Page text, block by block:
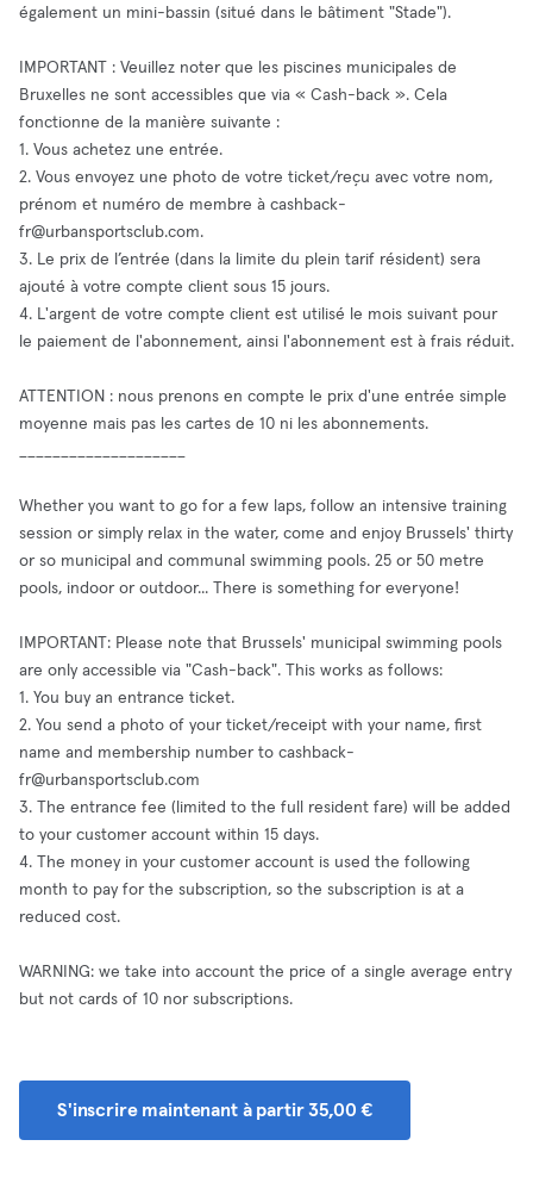
également un mini-bassin (situé dans le bâtiment "Stade").
IMPORTANT : Veuillez noter que les piscines municipales de
Bruxelles ne sont accessibles que via « Cash-back ». Cela
fonctionne de la manière suivante :
1. Vous achetez une entrée.
2. Vous envoyez une photo de votre ticket/reçu avec votre nom,
prénom et numéro de membre à cashback-
fr@urbansportsclub.com.
3. Le prix de l’entrée (dans la limite du plein tarif résident) sera
ajouté à votre compte client sous 15 jours.
4. L'argent de votre compte client est utilisé le mois suivant pour
le paiement de l'abonnement, ainsi l'abonnement est à frais réduit.
ATTENTION : nous prenons en compte le prix d'une entrée simple
moyenne mais pas les cartes de 10 ni les abonnements.
Whether you want to go for a few laps, follow an intensive training
session or simply relax in the water, come and enjoy Brussels' thirty
or so municipal and communal swimming pools. 25 or 50 metre
pools, indoor or outdoor... There is something for everyone!
IMPORTANT: Please note that Brussels' municipal swimming pools
are only accessible via "Cash-back". This works as follows:
1. You buy an entrance ticket.
2. You send a photo of your ticket/receipt with your name, first
name and membership number to cashback-
fr@urbansportsclub.com
3. The entrance fee (limited to the full resident fare) will be added
to your customer account within 15 days.
4. The money in your customer account is used the following
month to pay for the subscription, so the subscription is at a
reduced cost.
WARNING: we take into account the price of a single average entry
but not cards of 10 nor subscriptions.
S'inscrire maintenant à partir 35,00 €